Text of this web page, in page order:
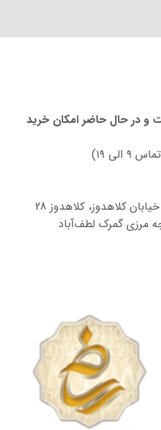
و در حال حاضر امکان خرید
۹ الی ۱۹)
کلاهدوز، کلاهدوز 28
مرزی گمرک لطف‌آباد